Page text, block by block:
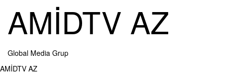
content
AMİDTV AZ
Global Media Grup
Primary
AMİDTV AZ